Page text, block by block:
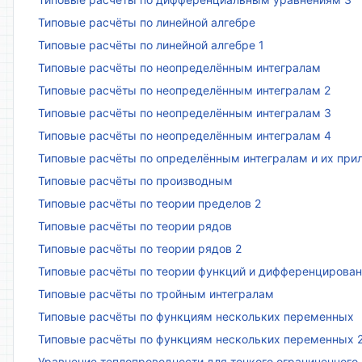
Типовые расчёты по линейной алгебре
Типовые расчёты по линейной алгебре 1
Типовые расчёты по неопределённым интегралам
Типовые расчёты по неопределённым интегралам 2
Типовые расчёты по неопределённым интегралам 3
Типовые расчёты по неопределённым интегралам 4
Типовые расчёты по определённым интегралам и их
Типовые расчёты по производным
Типовые расчёты по теории пределов 2
Типовые расчёты по теории рядов
Типовые расчёты по теории рядов 2
Типовые расчёты по теории функций и
Типовые расчёты по тройным интегралам
Типовые расчёты по функциям нескольких переменных
Типовые расчёты по функциям нескольких переменных